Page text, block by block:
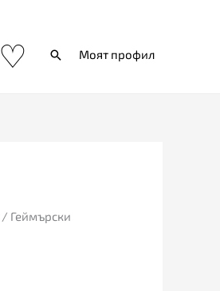
♡ ТърсиМоят профил
/ Геймърски